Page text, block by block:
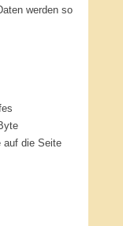
werden so
auf die Seite